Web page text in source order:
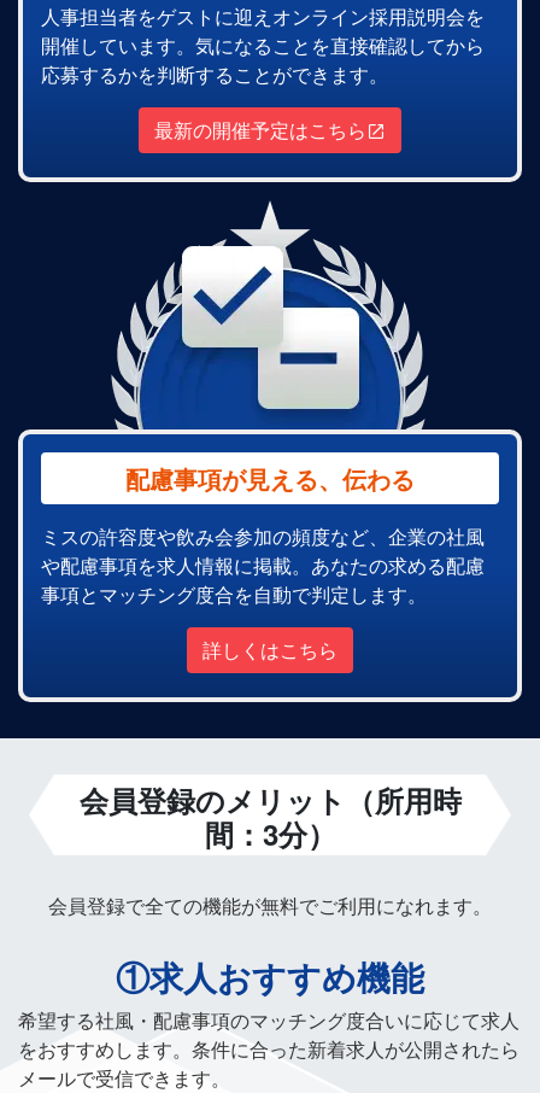
人事担当者をゲストに迎えオンライン採用説明会を
開催しています。気になることを直接確認してから
応募するかを判断することができます。
最新の開催予定はこちら
配慮事項が見える、伝わる
ミスの許容度や飲み会参加の頻度など、企業の社風
や配慮事項を求人情報に掲載。あなたの求める配慮
事項とマッチング度合を自動で判定します。
詳しくはこちら
会員登録のメリット（所用時
間：3分）
会員登録で全ての機能が無料でご利用になれます。
①求人おすすめ機能
希望する社風・配慮事項のマッチング度合いに応じて求人
をおすすめします。条件に合った新着求人が公開されたら
メールで受信できます。